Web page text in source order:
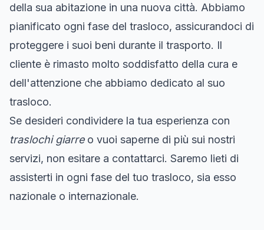
della sua abitazione in una nuova città. Abbiamo
pianificato ogni fase del trasloco, assicurandoci di
proteggere i suoi beni durante il trasporto. Il
cliente è rimasto molto soddisfatto della cura e
dell'attenzione che abbiamo dedicato al suo
trasloco.
Se desideri condividere la tua esperienza con
traslochi giarreo vuoi saperne di più sui nostri
servizi, non esitare a contattarci. Saremo lieti di
assisterti in ogni fase del tuo trasloco, sia esso
nazionale o internazionale.